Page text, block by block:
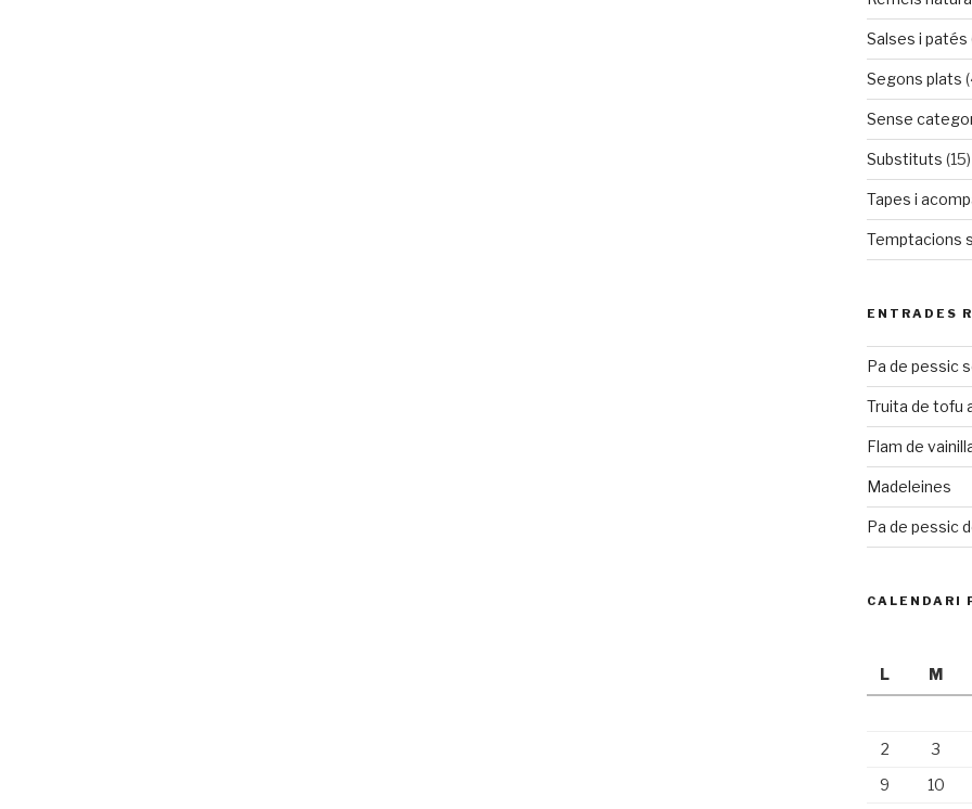
Salses i patés
Segons plats
Sense
Substituts (15)
Tapes i
Temptacions
ENTRADES
Pa de pessic
Truita de tofu
Flam de
Madeleines
Pa de pessic
CALENDARI
L
M
2
3
9
10